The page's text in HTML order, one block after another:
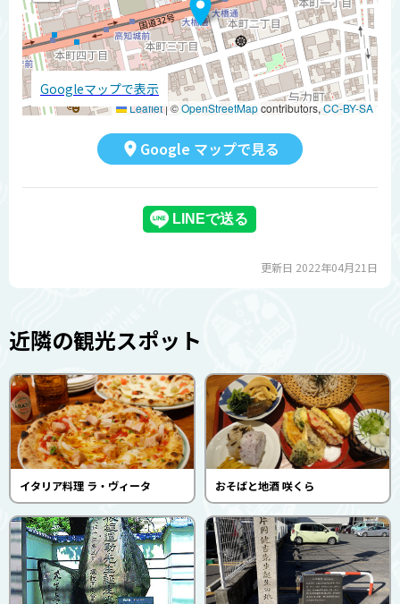
Leaflet | ©OpenStreetMapcontributors,CC-BY-SA
Googleマップで表示
Google マップで見る
更新日 2022年04月21日
近隣の観光スポット
イタリア料理 ラ・ヴィータ おそばと地酒 咲くら